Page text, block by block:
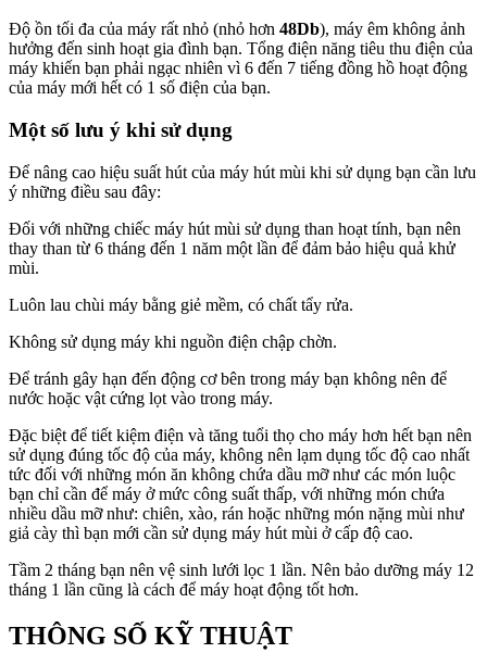
Độ ồn tối đa của máy rất nhỏ (nhỏ hơn 48Db), máy êm không ảnh
hưởng đến sinh hoạt gia đình bạn. Tổng điện năng tiêu thu điện của
máy khiến bạn phải ngạc nhiên vì 6 đến 7 tiếng đồng hồ hoạt động
của máy mới hết có 1 số điện của bạn.
Một số lưu ý khi sử dụng
Để nâng cao hiệu suất hút của máy hút mùi khi sử dụng bạn cần lưu
ý những điều sau đây:
Đối với những chiếc máy hút mùi sử dụng than hoạt tính, bạn nên
thay than từ 6 tháng đến 1 năm một lần để đảm bảo hiệu quả khử
mùi.
Luôn lau chùi máy bằng giẻ mềm, có chất tẩy rửa.
Không sử dụng máy khi nguồn điện chập chờn.
Để tránh gây hạn đến động cơ bên trong máy bạn không nên để
nước hoặc vật cứng lọt vào trong máy.
Đặc biệt để tiết kiệm điện và tăng tuổi thọ cho máy hơn hết bạn nên
sử dụng đúng tốc độ của máy, không nên lạm dụng tốc độ cao nhất
tức đối với những món ăn không chứa dầu mỡ như các món luộc
bạn chỉ cần để máy ở mức công suất thấp, với những món chứa
nhiều dầu mỡ như: chiên, xào, rán hoặc những món nặng mùi như
giả cày thì bạn mới cần sử dụng máy hút mùi ở cấp độ cao.
Tầm 2 tháng bạn nên vệ sinh lưới lọc 1 lần. Nên bảo dưỡng máy 12
tháng 1 lần cũng là cách để máy hoạt động tốt hơn.
THÔNG SỐ KỸ THUẬT